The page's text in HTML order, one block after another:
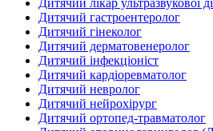
Дитячий лікар ультразвукової
Дитячий гастроентеролог
Дитячий гінеколог
Дитячий дерматовенеролог
Дитячий інфекціоніст
Дитячий кардіоревматолог
Дитячий невролог
Дитячий нейрохірург
Дитячий ортопед-травматолог